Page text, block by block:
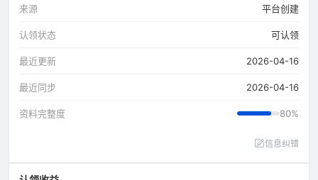
来源 平台创建
认领状态 可认领
最近更新 2026-04-16
最近同步 2026-04-16
资料完整度 80%
信息纠错